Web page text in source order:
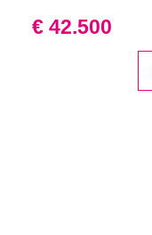
€ 42.500